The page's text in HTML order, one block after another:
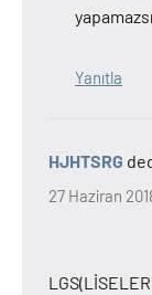
Yanıtla
HJHTSRG
27 Haziran